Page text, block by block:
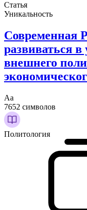
Статья
Уникальность
Современная
развиваться в
внешнего
Аа
7652 символов
Политология